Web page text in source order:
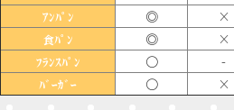
ｱﾝﾊﾟﾝ ◎ ×
食ﾊﾟﾝ ◎ ×
ﾌﾗﾝｽﾊﾟﾝ 〇 -
ﾊﾞｰｶﾞｰ 〇 ×